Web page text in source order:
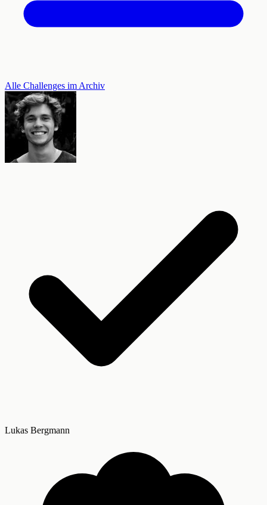
Alle Challenges im Archiv
Lukas Bergmann